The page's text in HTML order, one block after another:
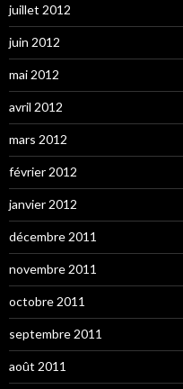
juillet 2012
juin 2012
mai 2012
avril 2012
mars 2012
février 2012
janvier 2012
décembre 2011
novembre 2011
octobre 2011
septembre 2011
août 2011